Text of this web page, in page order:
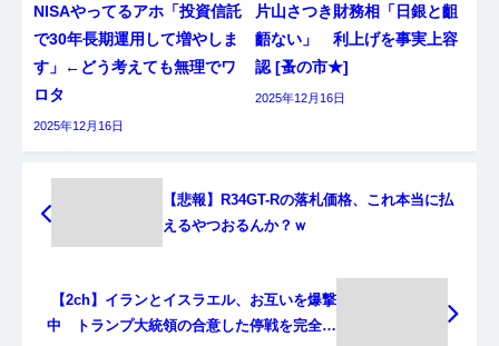
NISAやってるアホ「投資信託
で30年長期運用して増やしま
す」←どう考えても無理でワ
ロタ
2025年12月16日
片山さつき財務相「日銀と齟
齬ない」 利上げを事実上容
認 [蚤の市★]
2025年12月16日
【悲報】R34GT-Rの落札価格、これ本当に払
えるやつおるんか？ｗ
【2ch】イランとイスラエル、お互いを爆撃
中 トランプ大統領の合意した停戦を完全無